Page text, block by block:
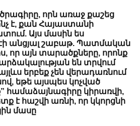
ծրագիրը, որն առաջ
այլ ինչ է, քան Հայաստանի
կրճատում. Այս մասին ես
էի անցյալ շաբաթ.
է տալիս, որ այն տարածքները,
վարձակալության են
այլևս երբեք չեն
եթե այսպես կոչված
համաձայնագիրը
պետք է հաշվի առնի, որ
մասը.